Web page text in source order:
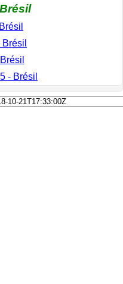
- Brésil
10-21T17:33:00Z